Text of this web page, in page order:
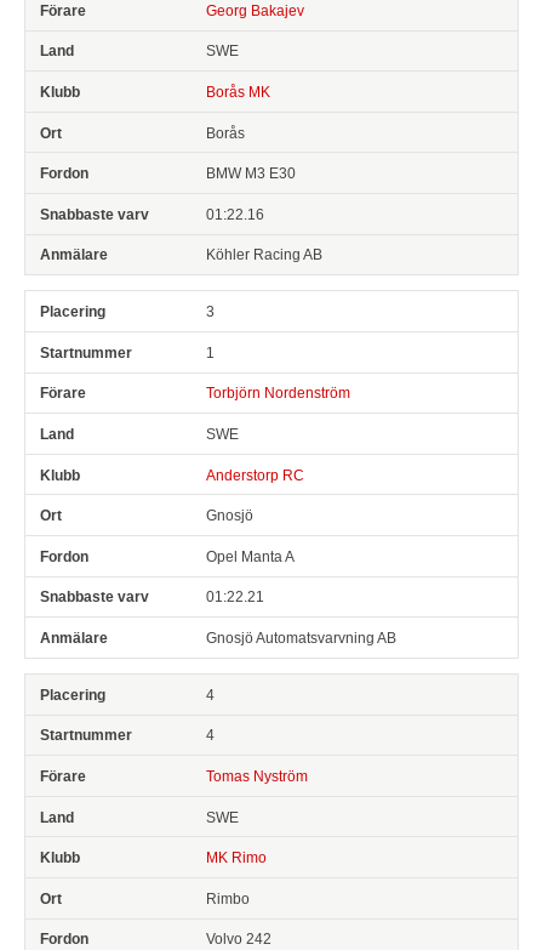
Georg Bakajev
SWE
Borås MK
Borås
BMW M3 E30
01:22.16
Köhler Racing AB
3
1
Torbjörn Nordenström
SWE
Anderstorp RC
Gnosjö
Opel Manta A
01:22.21
Gnosjö Automatsvarvning AB
4
4
Tomas Nyström
SWE
MK Rimo
Rimbo
Volvo 242